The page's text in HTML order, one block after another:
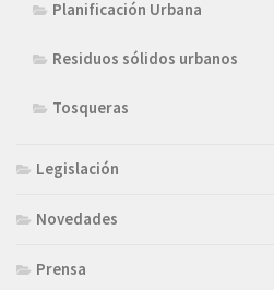
Planificación Urbana
Residuos sólidos urbanos
Tosqueras
Legislación
Novedades
Prensa